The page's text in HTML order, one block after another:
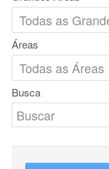
Áreas
Busca